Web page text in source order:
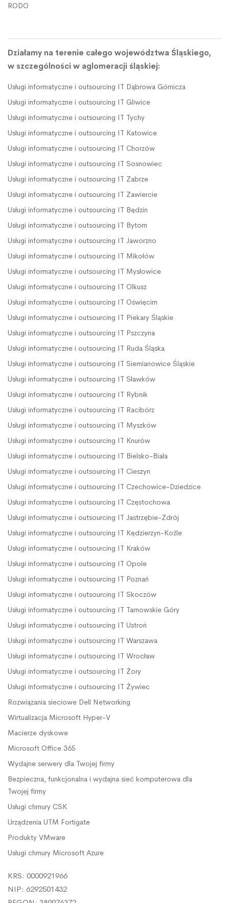
RODO
Działamy na terenie całego województwa Śląskiego,
w szczególności w aglomeracji śląskiej:
Usługi informatyczne i outsourcing IT Dąbrowa Górnicza
Usługi informatyczne i outsourcing IT Gliwice
Usługi informatyczne i outsourcing IT Tychy
Usługi informatyczne i outsourcing IT Katowice
Usługi informatyczne i outsourcing IT Chorzów
Usługi informatyczne i outsourcing IT Sosnowiec
Usługi informatyczne i outsourcing IT Zabrze
Usługi informatyczne i outsourcing IT Zawiercie
Usługi informatyczne i outsourcing IT Będzin
Usługi informatyczne i outsourcing IT Bytom
Usługi informatyczne i outsourcing IT Jaworzno
Usługi informatyczne i outsourcing IT Mikołów
Usługi informatyczne i outsourcing IT Mysłowice
Usługi informatyczne i outsourcing IT Olkusz
Usługi informatyczne i outsourcing IT Oświęcim
Usługi informatyczne i outsourcing IT Piekary Śląskie
Usługi informatyczne i outsourcing IT Pszczyna
Usługi informatyczne i outsourcing IT Ruda Śląska
Usługi informatyczne i outsourcing IT Siemianowice Śląskie
Usługi informatyczne i outsourcing IT Sławków
Usługi informatyczne i outsourcing IT Rybnik
Usługi informatyczne i outsourcing IT Racibórz
Usługi informatyczne i outsourcing IT Myszków
Usługi informatyczne i outsourcing IT Knurów
Usługi informatyczne i outsourcing IT Bielsko-Biała
Usługi informatyczne i outsourcing IT Cieszyn
Usługi informatyczne i outsourcing IT Czechowice-Dziedzice
Usługi informatyczne i outsourcing IT Częstochowa
Usługi informatyczne i outsourcing IT Jastrzębie-Zdrój
Usługi informatyczne i outsourcing IT Kędzierzyn-Koźle
Usługi informatyczne i outsourcing IT Kraków
Usługi informatyczne i outsourcing IT Opole
Usługi informatyczne i outsourcing IT Poznań
Usługi informatyczne i outsourcing IT Skoczów
Usługi informatyczne i outsourcing IT Tarnowskie Góry
Usługi informatyczne i outsourcing IT Ustroń
Usługi informatyczne i outsourcing IT Warszawa
Usługi informatyczne i outsourcing IT Wrocław
Usługi informatyczne i outsourcing IT Żory
Usługi informatyczne i outsourcing IT Żywiec
Rozwiązania sieciowe Dell Networking
Wirtualizacja Microsoft Hyper-V
Macierze dyskowe
Microsoft Office 365
Wydajne serwery dla Twojej firmy
Bezpieczna, funkcjonalna i wydajna sieć komputerowa dla
Twojej firmy
Usługi chmury CSK
Urządzenia UTM Fortigate
Produkty VMware
Usługi chmury Microsoft Azure
KRS: 0000921966
NIP: 6292501432